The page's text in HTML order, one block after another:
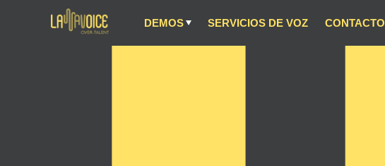
DEMOS SERVICIOS DE VOZ CONTACTO